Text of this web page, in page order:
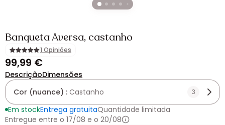
Banqueta Aversa, castanho
1 Opiniões
99,99 €
DescriçãoDimensões
Cor (nuance) : Castanho 3
Em stockEntrega gratuitaQuantidade limitada
Entregue entre o 17/08 e o 20/08